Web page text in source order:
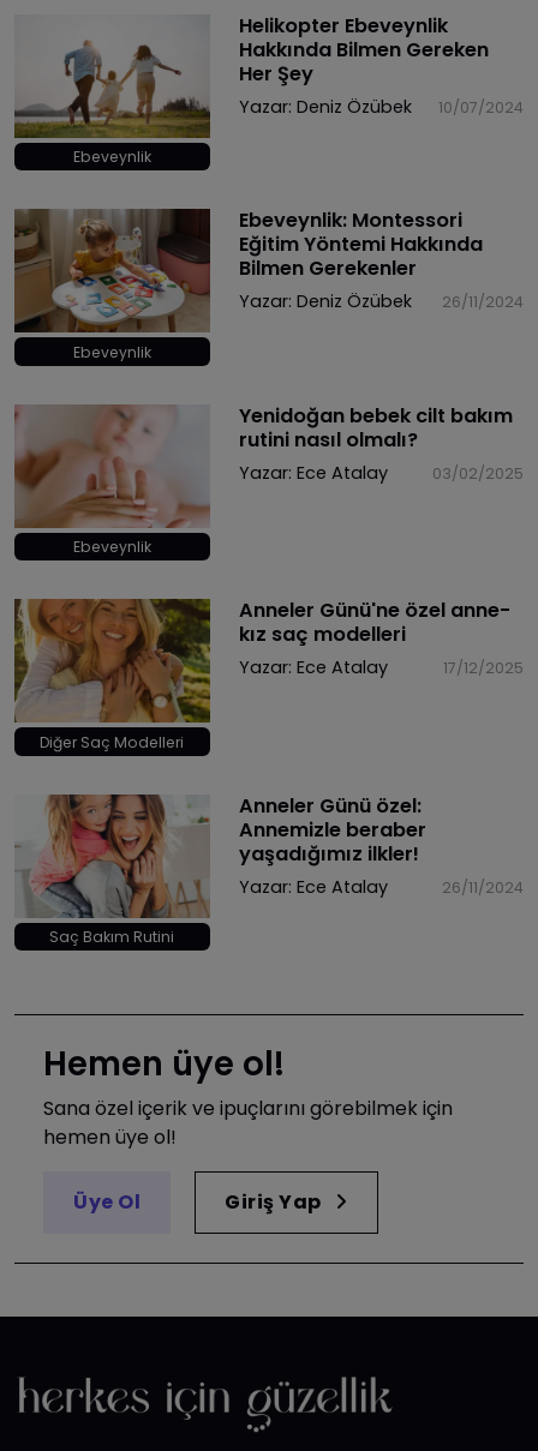
Ebeveynlik
Helikopter Ebeveynlik
Hakkında Bilmen Gereken
Her Şey
Yazar: Deniz Özübek 10/07/2024
Ebeveynlik
Ebeveynlik: Montessori
Eğitim Yöntemi Hakkında
Bilmen Gerekenler
Yazar: Deniz Özübek 26/11/2024
Ebeveynlik
Yenidoğan bebek cilt bakım
rutini nasıl olmalı?
Yazar: Ece Atalay 03/02/2025
Diğer Saç Modelleri
​Anneler Günü'ne özel anne-
kız saç modelleri
Yazar: Ece Atalay 17/12/2025
Saç Bakım Rutini
Anneler Günü özel:
Annemizle beraber
yaşadığımız ilkler!
Yazar: Ece Atalay 26/11/2024
Hemen üye ol!
Sana özel içerik ve ipuçlarını görebilmek için
hemen üye ol!
Üye Ol Giriş Yap